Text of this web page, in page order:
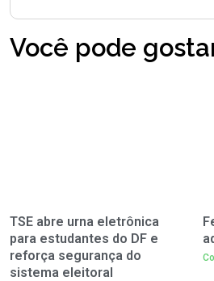
Você pode
TSE abre urna eletrônica
para estudantes do DF e
reforça segurança do
sistema eleitoral